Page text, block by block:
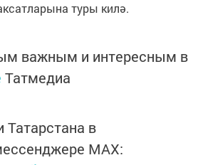
туры килә.
важным и интересным в
Татмедиа
Татарстана в
MАХ: